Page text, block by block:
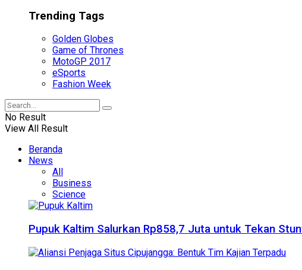
Trending Tags
Golden Globes
Game of Thrones
MotoGP 2017
eSports
Fashion Week
No Result
View All Result
Beranda
News
All
Business
Science
Pupuk Kaltim Salurkan Rp858,7 Juta untuk Tekan